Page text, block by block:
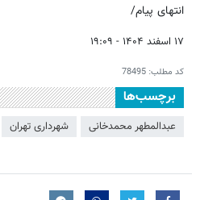
انتهای پیام/
۱۷ اسفند ۱۴۰۴ - ۱۹:۰۹
کد مطلب: 78495
برچسب‌ها
عبدالمطهر محمدخانی شهرداری تهران